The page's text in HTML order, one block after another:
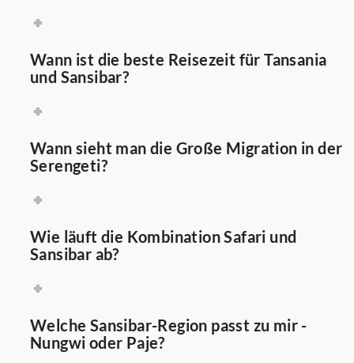
Wann ist die beste Reisezeit für Tansania
und Sansibar?
Wann sieht man die Große Migration in der
Serengeti?
Wie läuft die Kombination Safari und
Sansibar ab?
Welche Sansibar-Region passt zu mir -
Nungwi oder Paje?